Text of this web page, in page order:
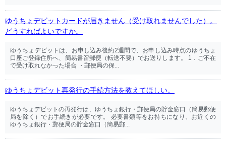
ゆうちょデビットカードが届きません（受け取れませんでした）。
どうすればよいですか。
ゆうちょデビットは、お申し込み後約2週間で、お申し込み時点のゆうちょ
口座ご登録住所へ、簡易書留郵便（転送不要）でお送りします。 1．ご不在
で受け取れなかった場合 ・郵便局の保...
ゆうちょデビット再発行の手続方法を教えてほしい。
ゆうちょデビットの再発行は、ゆうちょ銀行・郵便局の貯金窓口（簡易郵便
局を除く）でお手続きが必要です。 必要書類等をお持ちになり、お近くの
ゆうちょ銀行・郵便局の貯金窓口（簡易郵...